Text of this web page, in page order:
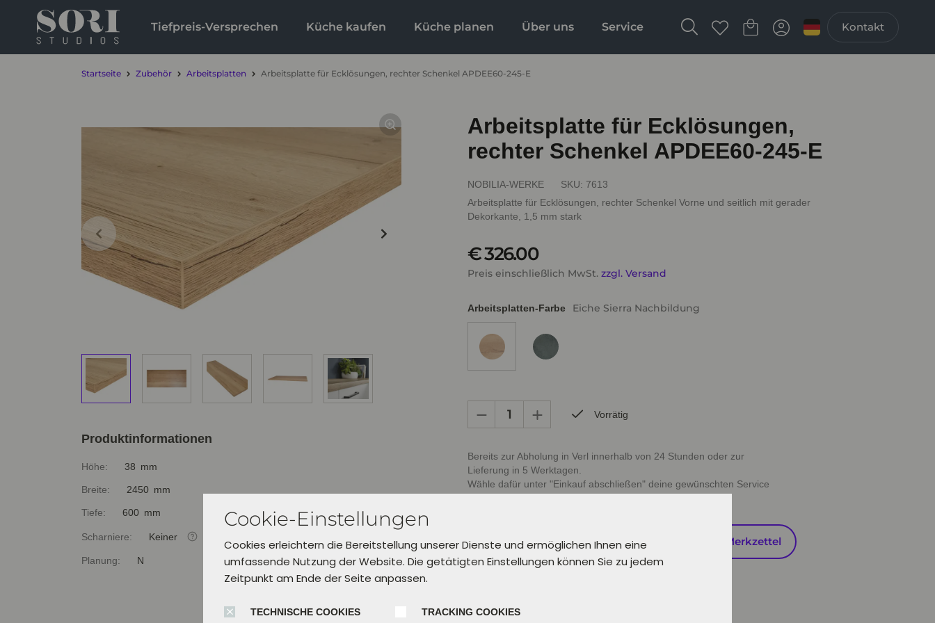
Cookie-Einstellungen
Cookies erleichtern die Bereitstellung unserer Dienste und ermöglichen Ihnen eine
umfassende Nutzung der Website. Die getätigten Einstellungen können Sie zu jedem
Zeitpunkt am Ende der Seite anpassen.
TECHNISCHE COOKIES TRACKING COOKIES
Tiefpreis-Versprechen Küche kaufen Küche planen Über uns Service Kontakt
Startseite Zubehör Arbeitsplatten Arbeitsplatte für Ecklösungen, rechter Schenkel APDEE60-245-E
Produktinformationen
Höhe: 38 mm
Breite: 2450 mm
Tiefe: 600 mm
Scharniere: Keiner
Planung: N
Arbeitsplatte für Ecklösungen,
rechter Schenkel APDEE60-245-E
NOBILIA-WERKE SKU: 7613
Arbeitsplatte für Ecklösungen, rechter Schenkel Vorne und seitlich mit gerader
Dekorkante, 1,5 mm stark
€ 326.00
Preis einschließlich MwSt. zzgl. Versand
Arbeitsplatten-Farbe Eiche Sierra Nachbildung
Vorrätig
Bereits zur Abholung in Verl innerhalb von 24 Stunden oder zur
Lieferung in 5 Werktagen.
Wähle dafür unter "Einkauf abschließen" deine gewünschten Service
In den Warenkorb legen Auf den Merkzettel